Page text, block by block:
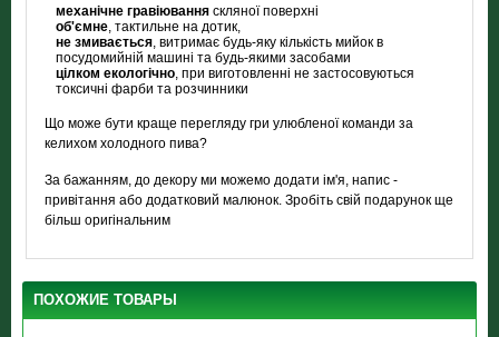
механічне гравіювання скляної поверхні
об'ємне, тактильне на дотик,
не змивається, витримає будь-яку кількість мийок в
посудомийній машині та будь-якими засобами
цілком екологічно, при виготовленні не застосовуються
токсичні фарби та розчинники
Що може бути краще перегляду гри улюбленої команди за
келихом холодного пива?
За бажанням, до декору ми можемо додати ім'я, напис -
привітання або додатковий малюнок. Зробіть свій подарунок ще
більш оригінальним
ПОХОЖИЕ ТОВАРЫ